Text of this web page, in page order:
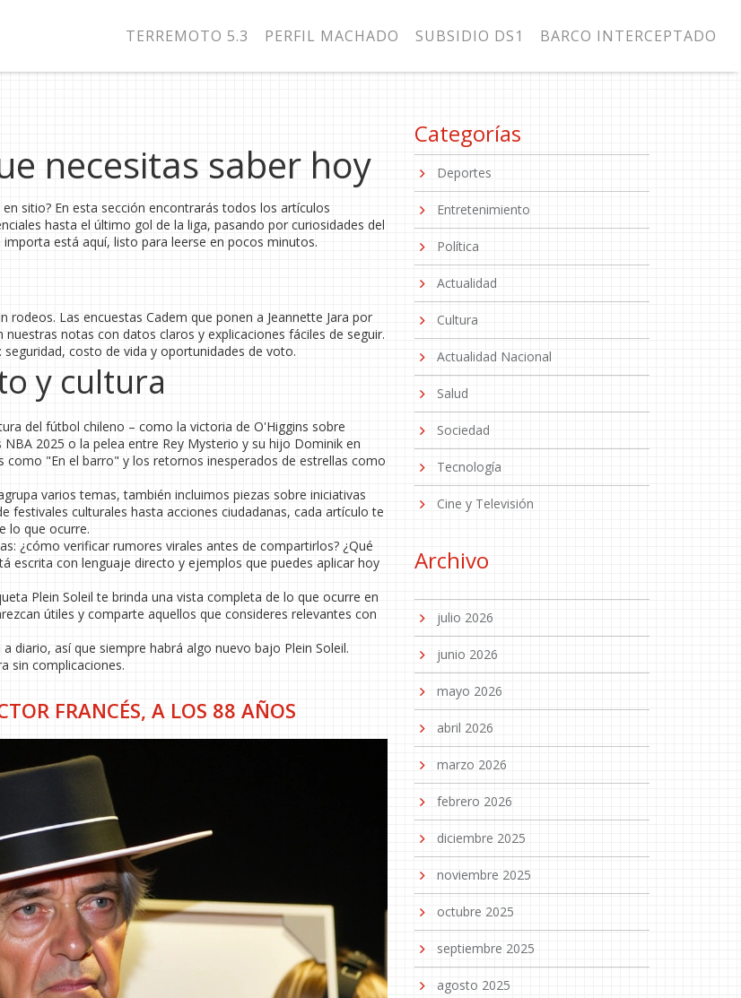
TERREMOTO 5.3 PERFIL MACHADO SUBSIDIO DS1 BARCO INTERCEPTADO
necesitas saber hoy
sitio? En esta sección encontrarás todos los artículos
hasta el último gol de la liga, pasando por curiosidades del
está aquí, listo para leerse en pocos minutos.
Las encuestas Cadem que ponen a Jeannette Jara por
notas con datos claros y explicaciones fáciles de seguir.
costo de vida y oportunidades de voto.
y cultura
del fútbol chileno – como la victoria de O'Higgins sobre
2025 o la pelea entre Rey Mysterio y su hijo Dominik en
"En el barro" y los retornos inesperados de estrellas como
varios temas, también incluimos piezas sobre iniciativas
festivales culturales hasta acciones ciudadanas, cada artículo te
lo que ocurre.
¿cómo verificar rumores virales antes de compartirlos? ¿Qué
escrita con lenguaje directo y ejemplos que puedes aplicar hoy
Plein Soleil te brinda una vista completa de lo que ocurre en
útiles y comparte aquellos que consideres relevantes con
diario, así que siempre habrá algo nuevo bajo Plein Soleil.
sin complicaciones.
FRANCÉS, A LOS 88 AÑOS
Categorías
Deportes
Entretenimiento
Política
Actualidad
Cultura
Actualidad Nacional
Salud
Sociedad
Tecnología
Cine y Televisión
Archivo
julio 2026
junio 2026
mayo 2026
abril 2026
marzo 2026
febrero 2026
diciembre 2025
noviembre 2025
octubre 2025
septiembre 2025
agosto 2025